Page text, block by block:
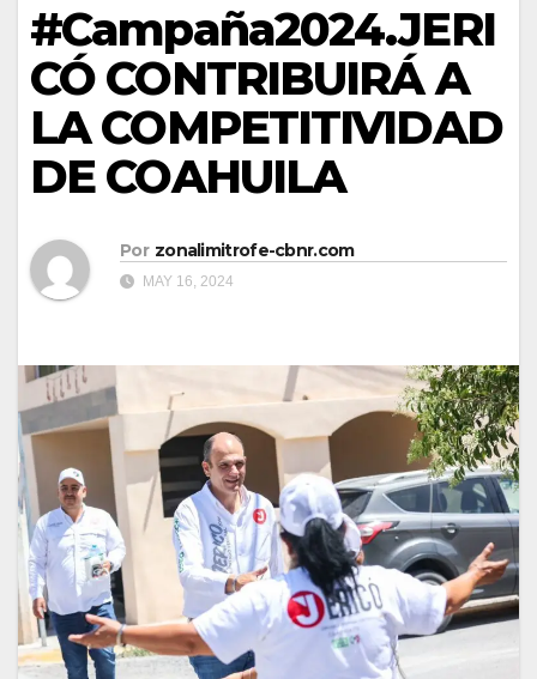
#Campaña2024.JERI
CÓ CONTRIBUIRÁ A
LA COMPETITIVIDAD
DE COAHUILA
Por zonalimitrofe-cbnr.com
MAY 16, 2024